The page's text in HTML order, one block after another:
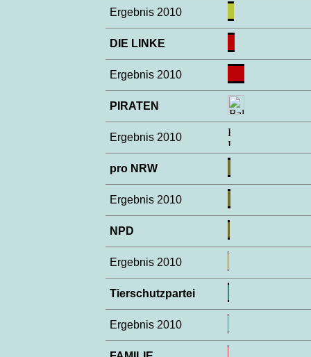
Ergebnis 2010
DIE LINKE
Ergebnis 2010
PIRATEN
Ergebnis 2010
pro NRW
Ergebnis 2010
NPD
Ergebnis 2010
Tierschutzpartei
Ergebnis 2010